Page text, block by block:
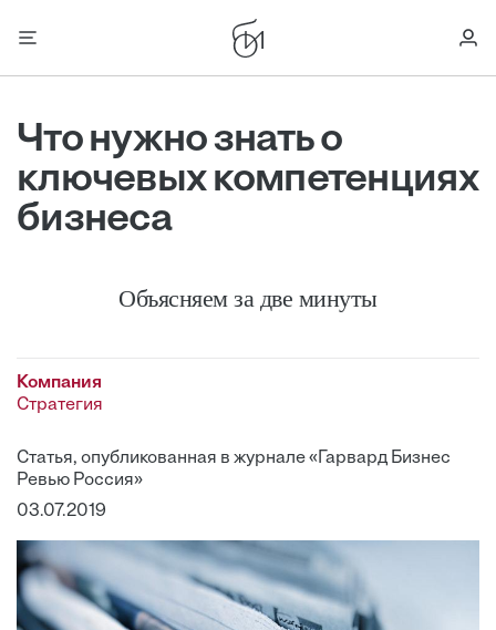
Что нужно знать о
ключевых компетенциях
бизнеса
Объясняем за две минуты
Компания
Стратегия
Статья, опубликованная в журнале «Гарвард Бизнес
Ревью Россия»
03.07.2019